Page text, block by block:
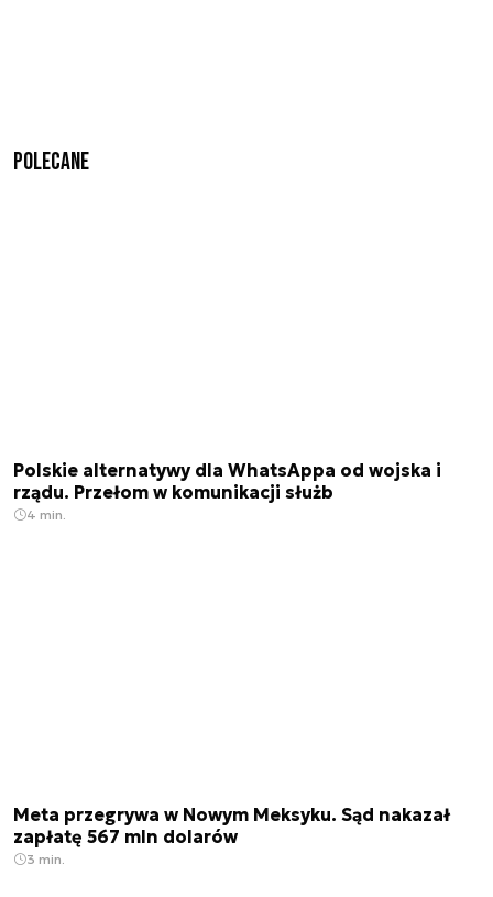
Polecane
Polskie alternatywy dla WhatsAppa od wojska i
rządu. Przełom w komunikacji służb
4 min.
Meta przegrywa w Nowym Meksyku. Sąd nakazał
zapłatę 567 mln dolarów
3 min.